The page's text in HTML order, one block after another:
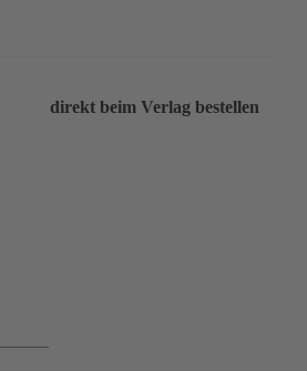
direkt beim Verlag bestellen